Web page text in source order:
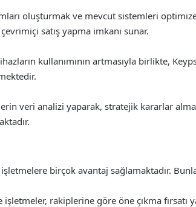
oluşturmak ve mevcut sistemleri
satış yapma imkanı sunar.
kullanımının artmasıyla birlikte,
veri analizi yaparak, stratejik kararlar
birçok avantaj sağlamaktadır.
rakiplerine göre öne çıkma fırsatı